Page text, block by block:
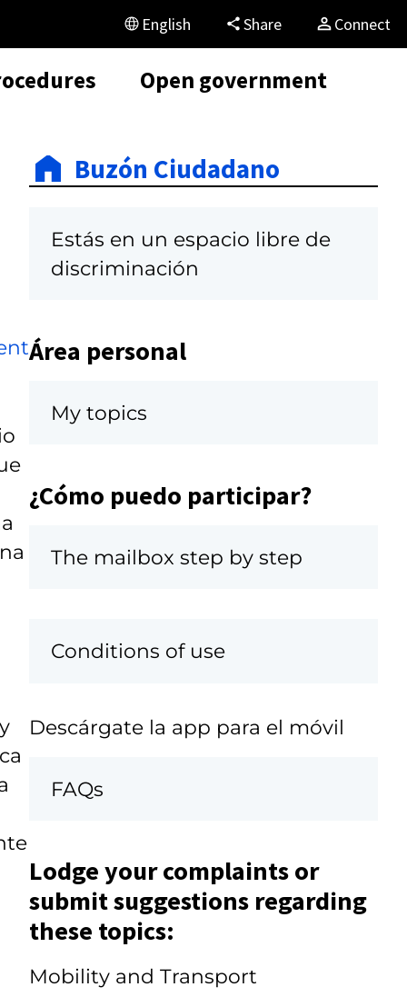
English Share Connect
Open government
Buzón Ciudadano
Estás en un espacio libre de
discriminación
Área personal
My topics
¿Cómo puedo participar?
The mailbox step by step
Conditions of use
Descárgate la app para el móvil
FAQs
Lodge your complaints or
submit suggestions regarding
these topics:
Mobility and Transport